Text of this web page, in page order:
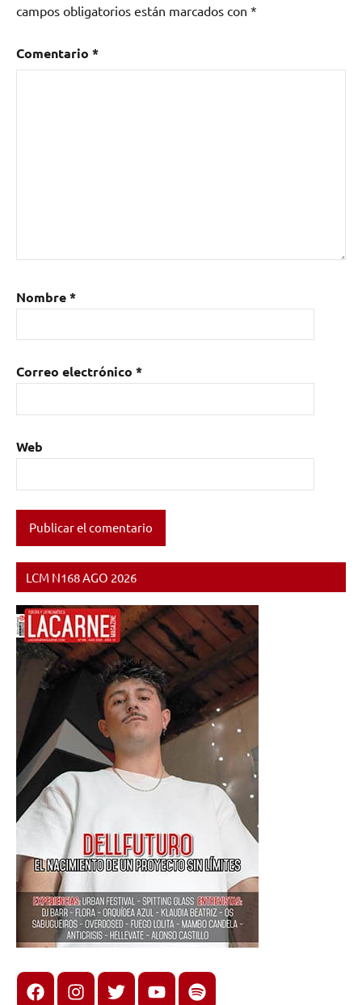
campos obligatorios están marcados con *
Comentario *
Nombre*
Correo electrónico *
Web
LCM N168 AGO 2026
FacebookInstagram
X youtubespotify